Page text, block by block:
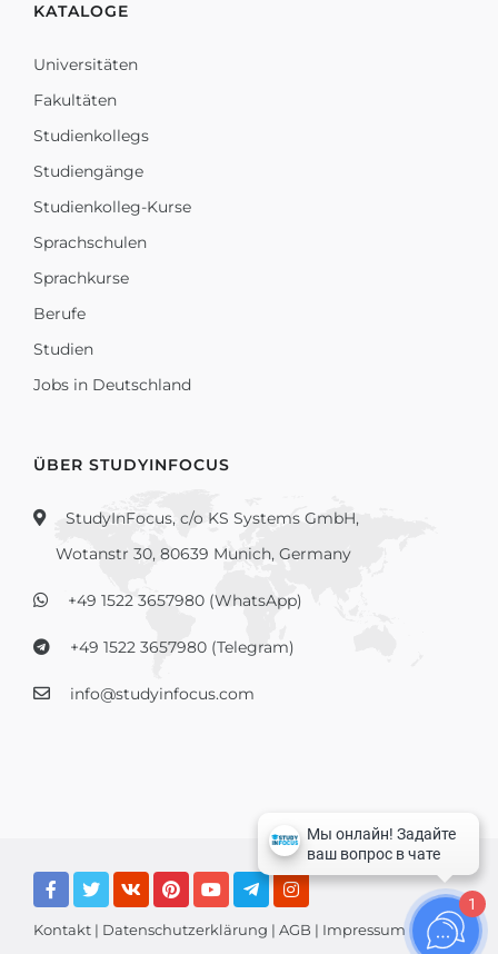
KATALOGE
Universitäten
Fakultäten
Studienkollegs
Studiengänge
Studienkolleg-Kurse
Sprachschulen
Sprachkurse
Berufe
Studien
Jobs in Deutschland
ÜBER STUDYINFOCUS
StudyInFocus, c/o KS Systems GmbH,
Wotanstr 30, 80639 Munich, Germany
+49 1522 3657980 (WhatsApp)
+49 1522 3657980 (Telegram)
info@studyinfocus.com
Kontakt | Datenschutzerklärung | AGB | Impressum
1